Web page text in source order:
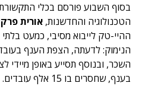
בסוף השבוע פורסם בכלי
הטכנולוגיה והחדשנות, אורית
ההיי-טק לייבוא מסיבי, כמעט
הנימוק: לדעתה, הצפת הענף
השכר, ובנוסף תסייע באופן מיידי
בענף, שחסרים בו 15 אלף עובדים.